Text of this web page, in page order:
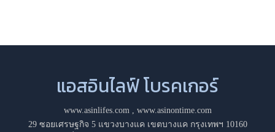
แอสอินไลฟ์ โบรคเกอร์
www.asinlifes.com, www.asinontime.com
29 ซอยเศรษฐกิจ 5 แขวงบางแค เขตบางแค กรุงเทพฯ 10160